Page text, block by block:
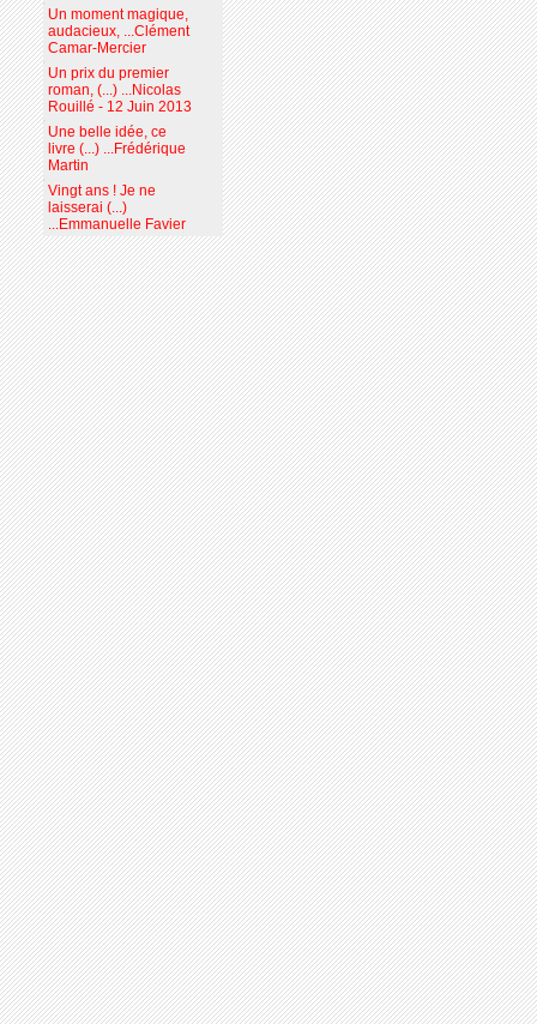
Un moment magique,
audacieux, ...Clément
Camar-Mercier
Un prix du premier
roman, (...) ...Nicolas
Rouillé - 12 Juin 2013
Une belle idée, ce
livre (...) ...Frédérique
Martin
Vingt ans ! Je ne
laisserai (...)
...Emmanuelle Favier